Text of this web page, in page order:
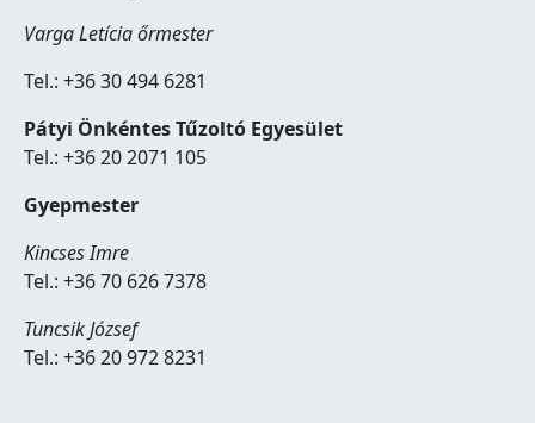
Varga Letícia őrmester
Tel.: +36 30 494 6281
Pátyi Önkéntes Tűzoltó Egyesület
Tel.: +36 20 2071 105
Gyepmester
Kincses Imre
Tel.: +36 70 626 7378
Tuncsik József
Tel.: +36 20 972 8231